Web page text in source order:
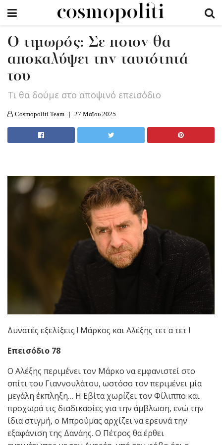
O τιμωρός: Σε ποιον θα
αποκαλύψει την ταυτότητά
του
Τι θα δούμε στο αποψινό επεισόδιο
Cosmopoliti Team 27 Μαΐου 2025
Δυνατές εξελίξεις ! Μάρκος και Αλέξης τετ α τετ !
Επεισόδιο 78
Ο Αλέξης περιμένει τον Μάρκο να εμφανιστεί στο
σπίτι του Γιαννουλάτου, ωστόσο τον περιμένει μία
μεγάλη έκπληξη… Η Εβίτα χωρίζει τον Φίλιππο και
προχωρά τις διαδικασίες για την άμβλωση, ενώ την
ίδια στιγμή, ο Μπρούμας αρχίζει να ερευνά την
εξαφάνιση της Δανάης. Ο Πέτρος θα έρθει